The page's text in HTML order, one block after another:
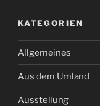
KATEGORIEN
Allgemeines
Aus dem Umland
Ausstellung